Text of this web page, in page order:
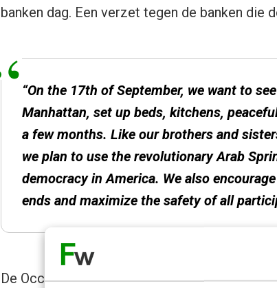
banken dag. Een verzet tegen de banken die
“On the 17th of September, we want to
Manhattan, set up beds, kitchens,
a few months. Like our brothers and
we plan to use the revolutionary Arab
democracy in America. We also
ends and maximize the safety of all
De Occupywallstreet-actie is oorspronkelijk